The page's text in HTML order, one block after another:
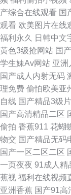
页 天堂网9地址 深爱
天成人电影导航 五
子 91精品成品种 91
在线视频国产 影音
91国产盗摄 91探花
肏屄四虎 超碰97人
一区二区三区 91线
看第七页 91蜜桃日
产综合在线观看 国
观看 欧美图片在线
福利永久
日韩中文
黄色3级抢网站 国
学生妹Av网站 亚洲
国产成人内射无码
理免费 偷怕欧美亚
自线 国产精品3级片
国产高清精品二区
偷拍 香蕉911 花蝴
物交 国产精品无码
国产一区二区二区
一页夜夜 91成人精
蕉视 福利在线视频
亚洲香蕉 国产91高